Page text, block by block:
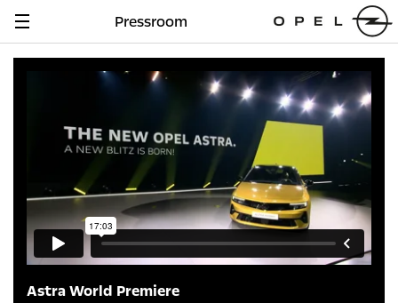
Navigation
Pressroom
Astra World Premiere